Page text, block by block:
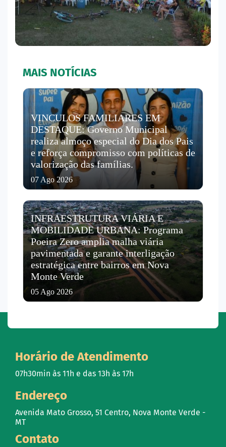
MAIS NOTÍCIAS
VINCULOS FAMILIARES EM
DESTAQUE: Governo Municipal
realiza almoço especial do Dia dos Pais
e reforça compromisso com políticas de
valorização das famílias.
07 Ago 2026
INFRAESTRUTURA VIÁRIA E
MOBILIDADE URBANA: Programa
Poeira Zero amplia malha viária
pavimentada e garante interligação
estratégica entre bairros em Nova
Monte Verde
05 Ago 2026
Horário de Atendimento
07h30min às 11h e das 13h às 17h
Endereço
Avenida Mato Grosso, 51 Centro, Nova Monte Verde -
MT
Contato